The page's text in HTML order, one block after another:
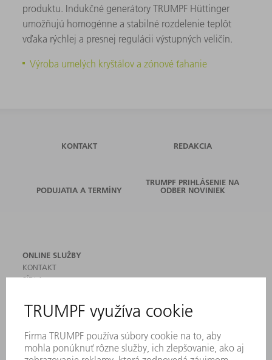
produktu. Indukčné generátory TRUMPF Hüttinger
umožňujú homogénne a stabilné rozdelenie teplôt
vďaka rýchlej a presnej regulácii výstupných veličín.
Výroba umelých kryštálov a zónové ťahanie
KONTAKT REDAKCIA
PODUJATIA A TERMÍNY
TRUMPF PRIHLÁSENIE NA
ODBER NOVINIEK
ONLINE SLUŽBY
KONTAKT
SÍDLA
PRIHLÁSENIE NA ODBER NOVINIEK
KARTA BEZPEČNOSTNÝCH ÚDAJOV
STROJE & SYSTÉMY
LASER